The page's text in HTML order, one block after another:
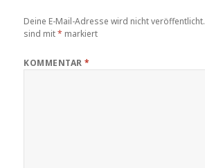
Deine E-Mail-Adresse wird nicht veröffentlicht.
sind mit* markiert
KOMMENTAR*